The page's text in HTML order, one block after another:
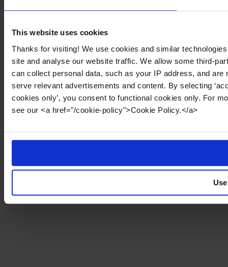
This website uses cookies
Thanks for visiting! We use cookies and similar
site and analyse our website traffic. We allow some third-
can collect personal data, such as your IP address, and
serve relevant advertisements and content. By selecting
cookies only’, you consent to functional cookies only. For
see our <a href="/cookie-policy">Cookie Policy.</a>